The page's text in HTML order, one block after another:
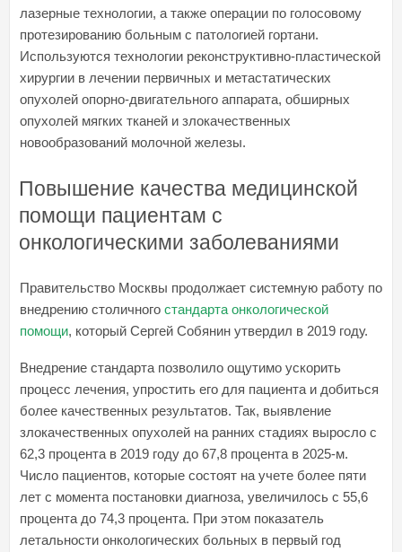
лазерные технологии, а также операции по голосовому
протезированию больным с патологией гортани.
Используются технологии реконструктивно-пластической
хирургии в лечении первичных и метастатических
опухолей опорно-двигательного аппарата, обширных
опухолей мягких тканей и злокачественных
новообразований молочной железы.
Повышение качества медицинской
помощи пациентам с
онкологическими заболеваниями
Правительство Москвы продолжает системную работу по
внедрению столичного стандарта онкологической
помощи, который Сергей Собянин утвердил в 2019 году.
Внедрение стандарта позволило ощутимо ускорить
процесс лечения, упростить его для пациента и добиться
более качественных результатов. Так, выявление
злокачественных опухолей на ранних стадиях выросло с
62,3 процента в 2019 году до 67,8 процента в 2025-м.
Число пациентов, которые состоят на учете более пяти
лет с момента постановки диагноза, увеличилось с 55,6
процента до 74,3 процента. При этом показатель
летальности онкологических больных в первый год